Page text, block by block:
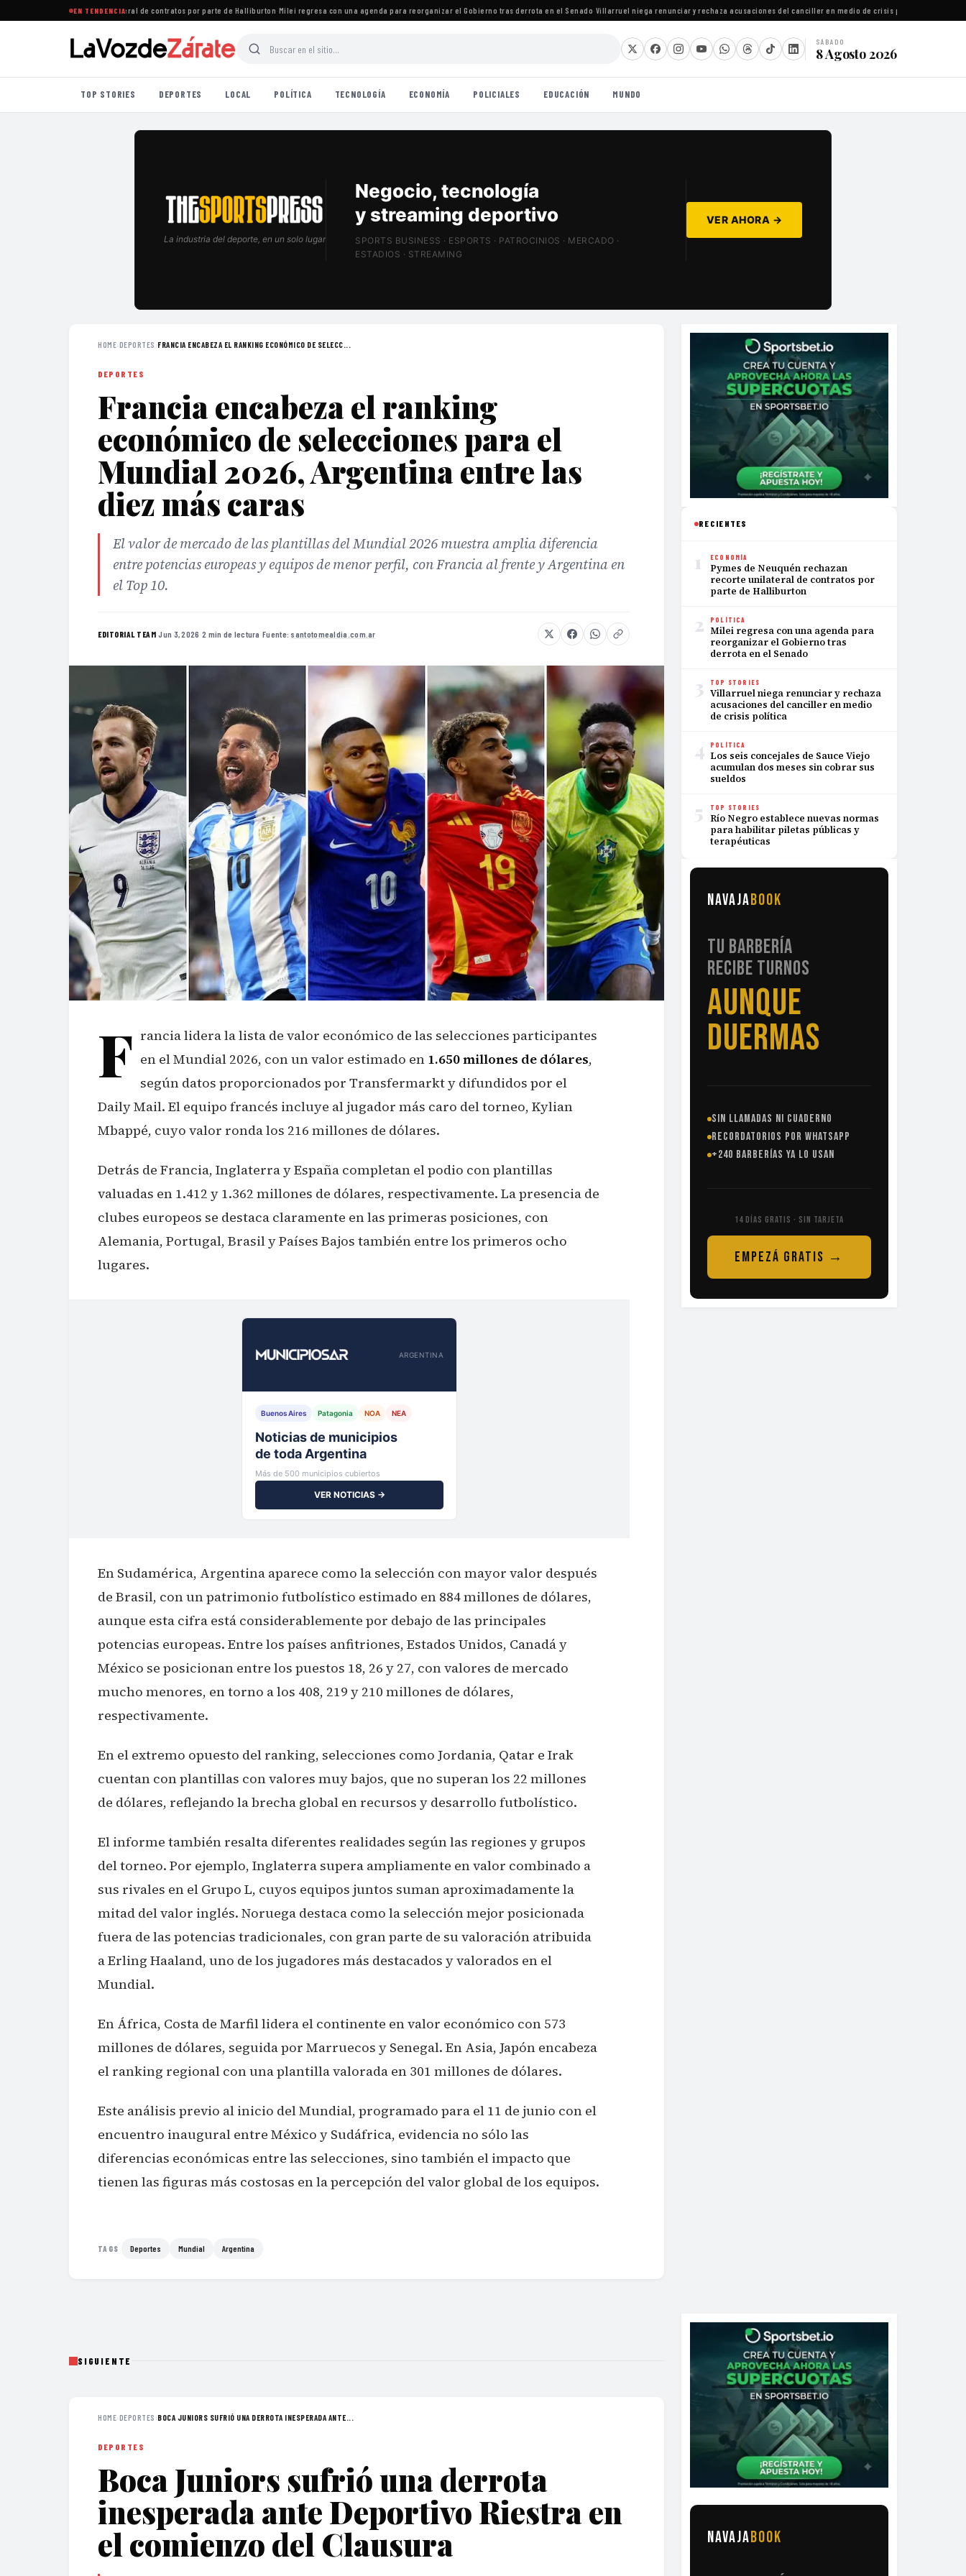
EN TENDENCIA
rechazan recorte unilateral de contratos por parte de Halliburton·Milei regresa con una agenda para reorganizar el Gobierno tras derrota en el Senado·Villarruel niega renunciar y rechaza acusaciones del canciller en medio de crisis política
SÁBADO
8 Agosto 2026
TOP STORIES DEPORTES LOCAL POLÍTICA TECNOLOGÍA ECONOMÍA POLICIALES EDUCACIÓN MUNDO
La industria del deporte, en un solo lugar
Patrocinios, estadios
y Sports Tech
SPORTS BUSINESS · ESPORTS · PATROCINIOS · MERCADO ·
ESTADIOS · STREAMING
VER AHORA →
HOME›DEPORTES ›FRANCIA ENCABEZA EL RANKING ECONÓMICO DE SELECC...
DEPORTES
Francia encabeza el ranking
económico de selecciones para el
Mundial 2026, Argentina entre las
diez más caras
El valor de mercado de las plantillas del Mundial 2026 muestra amplia diferencia
entre potencias europeas y equipos de menor perfil, con Francia al frente y Argentina en
el Top 10.
EDITORIAL TEAM·Jun 3, 2026 ·2 min de lectura ·Fuente: santotomealdia.com.ar
F rancia lidera la lista de valor económico de las selecciones participantes
en el Mundial 2026, con un valor estimado en 1.650 millones de dólares,
según datos proporcionados por Transfermarkt y difundidos por el
Daily Mail. El equipo francés incluye al jugador más caro del torneo, Kylian
Mbappé, cuyo valor ronda los 216 millones de dólares.
Detrás de Francia, Inglaterra y España completan el podio con plantillas
valuadas en 1.412 y 1.362 millones de dólares, respectivamente. La presencia de
clubes europeos se destaca claramente en las primeras posiciones, con
Alemania, Portugal, Brasil y Países Bajos también entre los primeros ocho
lugares.
ARGENTINA
Buenos Aires Patagonia NOA NEA
Tu municipio,
al instante
Más de 500 municipios cubiertos
VER NOTICIAS →
En Sudamérica, Argentina aparece como la selección con mayor valor después
de Brasil, con un patrimonio futbolístico estimado en 884 millones de dólares,
aunque esta cifra está considerablemente por debajo de las principales
potencias europeas. Entre los países anfitriones, Estados Unidos, Canadá y
México se posicionan entre los puestos 18, 26 y 27, con valores de mercado
mucho menores, en torno a los 408, 219 y 210 millones de dólares,
respectivamente.
En el extremo opuesto del ranking, selecciones como Jordania, Qatar e Irak
cuentan con plantillas con valores muy bajos, que no superan los 22 millones
de dólares, reflejando la brecha global en recursos y desarrollo futbolístico.
El informe también resalta diferentes realidades según las regiones y grupos
del torneo. Por ejemplo, Inglaterra supera ampliamente en valor combinado a
sus rivales en el Grupo L, cuyos equipos juntos suman aproximadamente la
mitad del valor inglés. Noruega destaca como la selección mejor posicionada
fuera de las potencias tradicionales, con gran parte de su valoración atribuida
a Erling Haaland, uno de los jugadores más destacados y valorados en el
Mundial.
En África, Costa de Marfil lidera el continente en valor económico con 573
millones de dólares, seguida por Marruecos y Senegal. En Asia, Japón encabeza
el ranking regional con una plantilla valorada en 301 millones de dólares.
Este análisis previo al inicio del Mundial, programado para el 11 de junio con el
encuentro inaugural entre México y Sudáfrica, evidencia no sólo las
diferencias económicas entre las selecciones, sino también el impacto que
tienen las figuras más costosas en la percepción del valor global de los equipos.
TAGS Deportes Mundial Argentina
RECIENTES
1 ECONOMÍA
Pymes de Neuquén rechazan
recorte unilateral de contratos por
parte de Halliburton
2 POLÍTICA
Milei regresa con una agenda para
reorganizar el Gobierno tras
derrota en el Senado
3 TOP STORIES
Villarruel niega renunciar y rechaza
acusaciones del canciller en medio
de crisis política
4 POLÍTICA
Los seis concejales de Sauce Viejo
acumulan dos meses sin cobrar sus
sueldos
5 TOP STORIES
Río Negro establece nuevas normas
para habilitar piletas públicas y
terapéuticas
NAVAJABOOK
TU BARBERÍA
RECIBE TURNOS
SIN
LLAMADAS
SIN LLAMADAS NI CUADERNO
RECORDATORIOS POR WHATSAPP
+240 BARBERÍAS YA LO USAN
14 DÍAS GRATIS · SIN TARJETA
EMPEZÁ GRATIS →
SIGUIENTE
HOME›DEPORTES ›BOCA JUNIORS SUFRIÓ UNA DERROTA INESPERADA ANTE...
DEPORTES
Boca Juniors sufrió una derrota
inesperada ante Deportivo Riestra en
el comienzo del Clausura
NAVAJABOOK